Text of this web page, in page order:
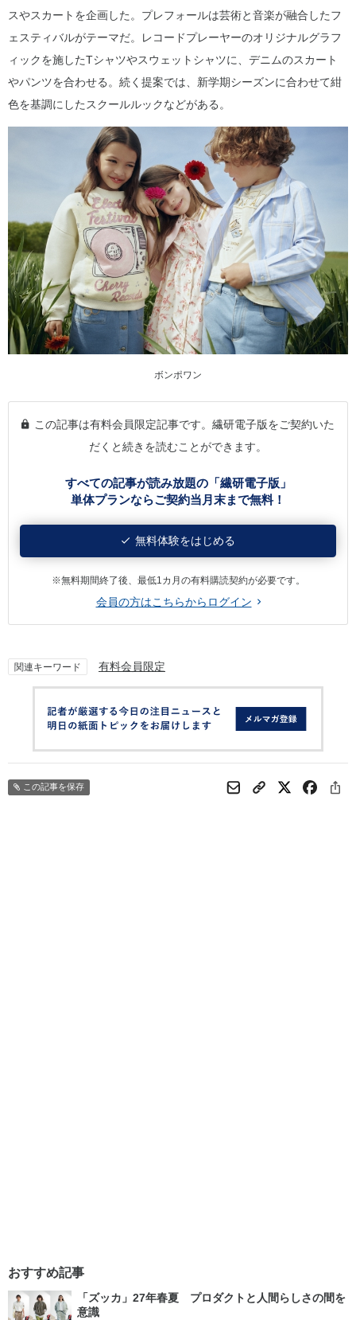
スやスカートを企画した。プレフォールは芸術と音楽が融合したフ
ェスティバルがテーマだ。レコードプレーヤーのオリジナルグラフ
ィックを施したTシャツやスウェットシャツに、デニムのスカート
やパンツを合わせる。続く提案では、新学期シーズンに合わせて紺
色を基調にしたスクールルックなどがある。
ボンポワン
この記事は有料会員限定記事です。繊研電子版をご契約いた
だくと続きを読むことができます。
すべての記事が読み放題の「繊研電子版」
単体プランならご契約当月末まで無料！
無料体験をはじめる
※無料期間終了後、最低1カ月の有料購読契約が必要です。
会員の方はこちらからログイン
関連キーワード 有料会員限定
この記事を保存
おすすめ記事
「ズッカ」27年春夏 プロダクトと人間らしさの間を
意識